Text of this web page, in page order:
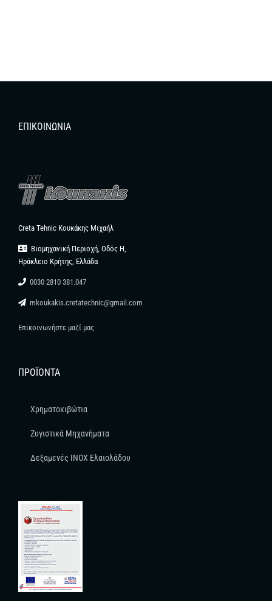
ΕΠΙΚΟΙΝΩΝΊΑ
Creta Tehnic Κουκάκης Μιχαήλ
Βιομηχανική Περιοχή, Οδός Η,
Ηράκλειο Κρήτης, Ελλάδα
0030 2810 381.047
mkoukakis.cretatechnic@gmail.com
Επικοινωνήστε μαζί μας
ΠΡΟΪΌΝΤΑ
Χρηματοκιβώτια
Ζυγιστικά Μηχανήματα
Δεξαμενές INOX Ελαιολάδου